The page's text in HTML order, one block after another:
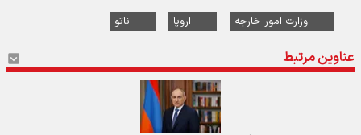
وزارت امور خارجه اروپا ناتو
عناوین مرتبط